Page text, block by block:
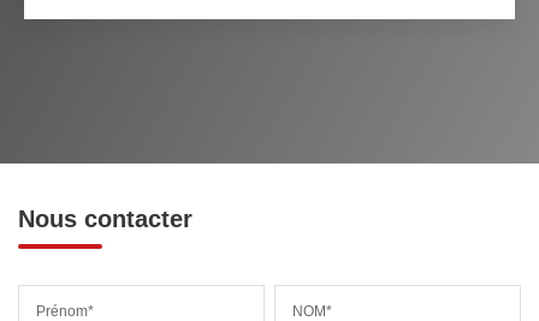
Nous contacter
Prénom* NOM*